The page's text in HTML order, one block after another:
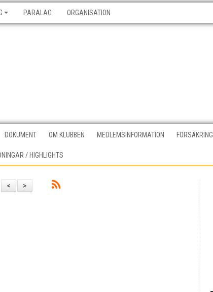
PARALAG ORGANISATION
DOKUMENT OM KLUBBEN MEDLEMSINFORMATION FÖRSÄKRING
/ HIGHLIGHTS
>
<